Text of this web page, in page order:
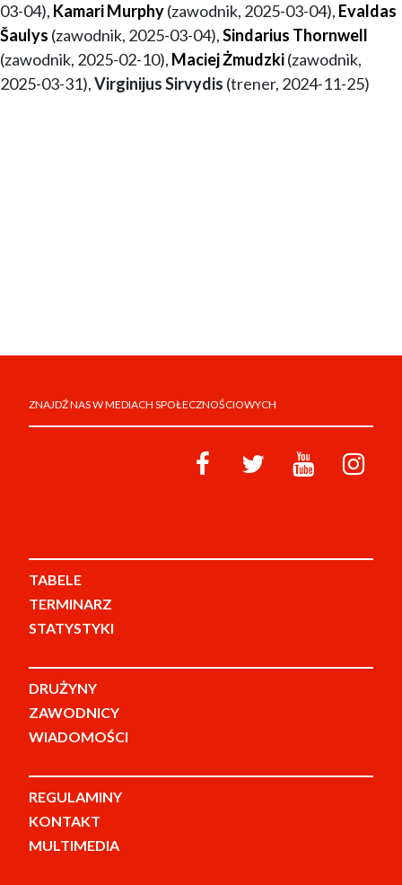
03-04), Kamari Murphy(zawodnik, 2025-03-04), Evaldas
Šaulys (zawodnik, 2025-03-04),Sindarius Thornwell
(zawodnik, 2025-02-10), Maciej Żmudzki(zawodnik,
2025-03-31),Virginijus Sirvydis (trener, 2024-11-25)
ZNAJDŹ NAS W MEDIACH SPOŁECZNOŚCIOWYCH
TABELE
TERMINARZ
STATYSTYKI
DRUŻYNY
ZAWODNICY
WIADOMOŚCI
REGULAMINY
KONTAKT
MULTIMEDIA